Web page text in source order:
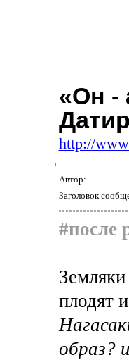
«Он -
http://
Автор:
Заголовок
#после
плодят
образ?